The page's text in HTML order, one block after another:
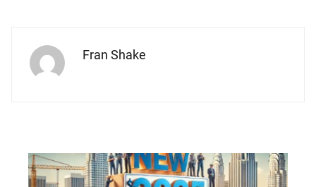
Fran Shake